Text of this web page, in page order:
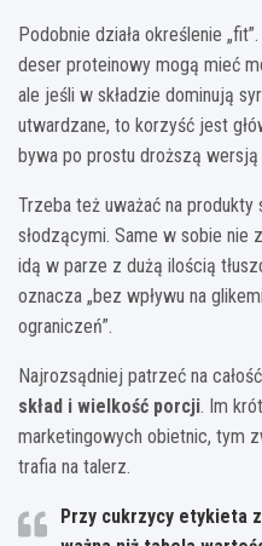
Podobnie działa określenie
deser proteinowy mogą mieć
ale jeśli w składzie dominują
utwardzane, to korzyść jest
bywa po prostu droższą wersją
Trzeba też uważać na produkty
słodzącymi. Same w sobie
idą w parze z dużą ilością
oznacza „bez wpływu na
ograniczeń”.
Najrozsądniej patrzeć na
skład i wielkość porcji. Im
marketingowych obietnic, tym
trafia na talerz.
Przy cukrzycy etykieta